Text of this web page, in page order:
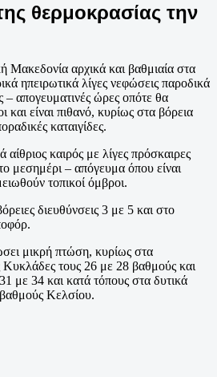
θερμοκρασίας την
Μακεδονία αρχικά και βαθμιαία στα
ηπειρωτικά λίγες νεφώσεις παροδικά
– απογευματινές ώρες οπότε θα
και είναι πιθανό, κυρίως στα βόρεια
καταιγίδες.
καιρός με λίγες πρόσκαιρες
μεσημέρι – απόγευμα όπου είναι
τοπικοί όμβροι.
διευθύνσεις 3 με 5 και στο
μικρή πτώση, κυρίως στα
Κυκλάδες τους 26 με 28 βαθμούς και
με 34 και κατά τόπους στα δυτικά
Κελσίου.